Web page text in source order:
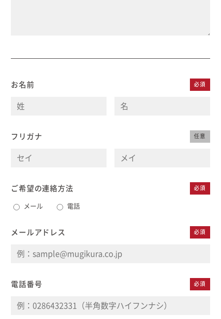
お名前 必須
フリガナ 任意
ご希望の連絡方法 必須
メール 電話
メールアドレス 必須
電話番号 必須